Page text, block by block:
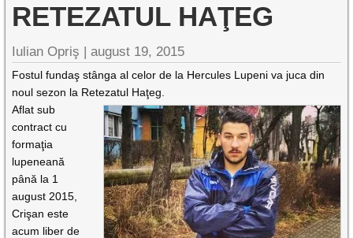
RETEZATUL HAŢEG
Iulian Opriş |august 19, 2015
Fostul fundaş stânga al celor de la Hercules Lupeni va juca din
noul sezon la Retezatul Haţeg.
Aflat sub
contract cu
formaţia
lupeneană
până la 1
august 2015,
Crişan este
acum liber de